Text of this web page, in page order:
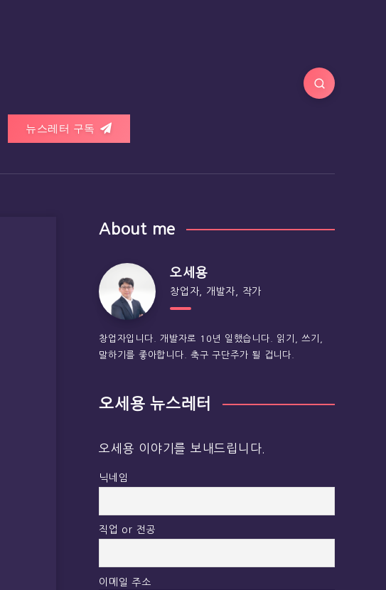
뉴스레터 구독
About me
오세용
창업자, 개발자, 작가
창업자입니다. 개발자로 10년 일했습니다. 읽기, 쓰기,
말하기를 좋아합니다. 축구 구단주가 될 겁니다.
오세용 뉴스레터
오세용 이야기를 보내드립니다.
닉네임
직업 or 전공
이메일 주소